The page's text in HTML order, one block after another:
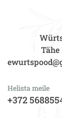
Tähe
Helista meile
+372